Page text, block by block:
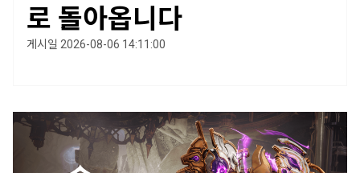
로 돌아옵니다
게시일 2026-08-06 14:11:00